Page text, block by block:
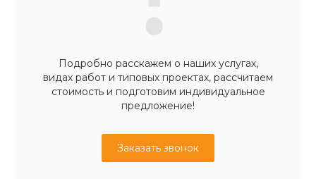
Подробно расскажем о наших услугах,
видах работ и типовых проектах, рассчитаем
стоимость и подготовим индивидуальное
предложение!
Заказать звонок